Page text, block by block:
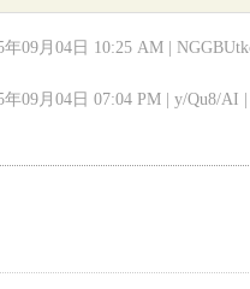
09月04日 10:25 AM |
09月04日 07:04 PM | y/Qu8/AI |